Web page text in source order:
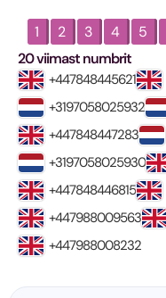
1 2 3 4 5
20 viimast numbrit
+447848445621
+3197058025932
+447848447283
+3197058025930
+447848446815
+447988009563
+447988008232